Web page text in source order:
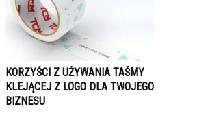
KORZYŚCI Z UŻYWANIA TAŚMY
KLEJĄCEJ Z LOGO DLA TWOJEGO
BIZNESU